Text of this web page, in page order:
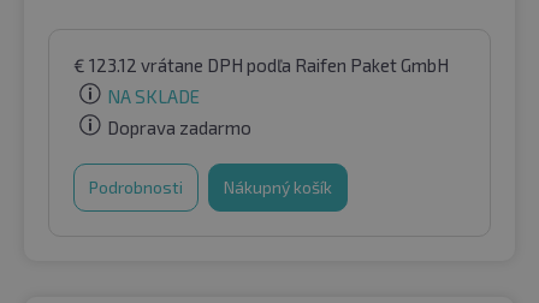
€ 123.12 vrátane DPH podľa Raifen Paket GmbH
NA SKLADE
Doprava zadarmo
Podrobnosti Nákupný košík